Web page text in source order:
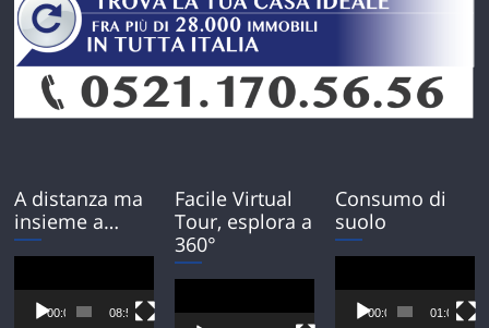
A distanza ma
insieme a…
Player
00:00 08:54
Facile Virtual
Tour, esplora a
360°
Player
Consumo di
suolo
Player
00:00 01:01